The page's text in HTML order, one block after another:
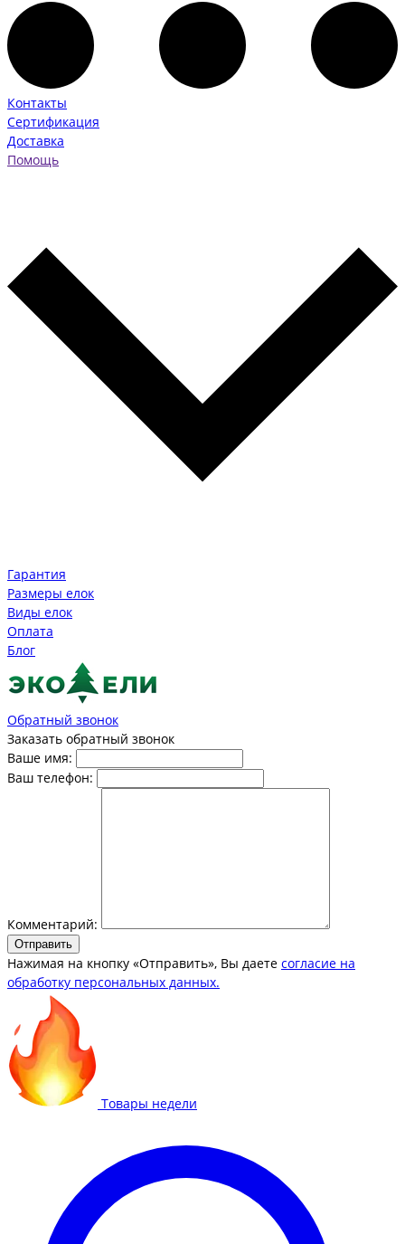
Контакты
Сертификация
Доставка
Помощь
Гарантия
Размеры елок
Виды елок
Оплата
Блог
Обратный звонок
Заказать обратный звонок
Ваше имя:
Ваш телефон:
Комментарий:
Отправить
Нажимая на кнопку «Отправить», Вы даете согласие на
обработку персональных данных.
Товары недели